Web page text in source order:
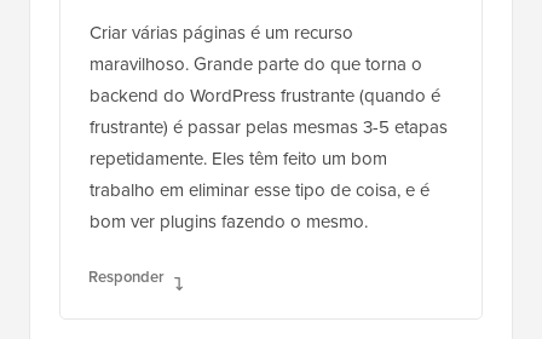
Criar várias páginas é um recurso
maravilhoso. Grande parte do que torna o
backend do WordPress frustrante (quando é
frustrante) é passar pelas mesmas 3-5 etapas
repetidamente. Eles têm feito um bom
trabalho em eliminar esse tipo de coisa, e é
bom ver plugins fazendo o mesmo.
Responder